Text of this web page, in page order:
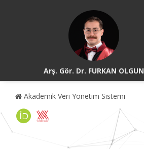
Arş. Gör. Dr. FURKAN OLGUN
Akademik Veri Yönetim Sistemi